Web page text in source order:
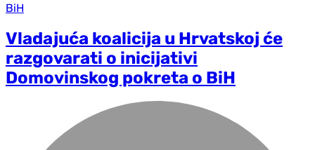
BiH
Vladajuća koalicija u Hrvatskoj će
razgovarati o inicijativi
Domovinskog pokreta o BiH